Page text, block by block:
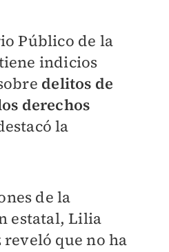
Público de la
indicios
delitos de
derechos
la
de la
estatal, Lilia
reveló que no ha